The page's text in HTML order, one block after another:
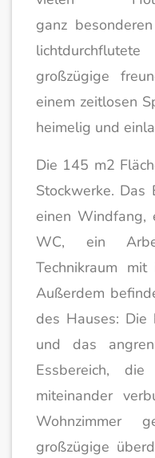
ganz
großzügige
einem zeitlosen
heimelig und
Die 145 m2
Stockwerke. Das
einen Windfang,
WC, ein
Technikraum mit
Außerdem
des Hauses: Die
und das
Essbereich,
miteinander
Wohnzimmer
großzügige